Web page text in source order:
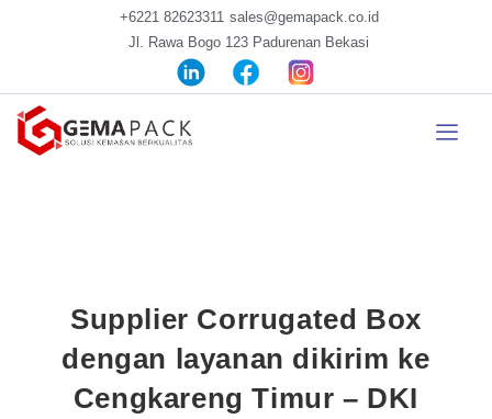
+6221 82623311 sales@gemapack.co.id
Jl. Rawa Bogo 123 Padurenan Bekasi
Supplier Corrugated Box
dengan layanan dikirim ke
Cengkareng Timur – DKI